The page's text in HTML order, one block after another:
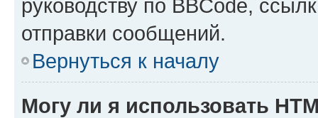
руководству по BBCode,
отправки сообщений.
Вернуться к началу
Могу ли я использовать